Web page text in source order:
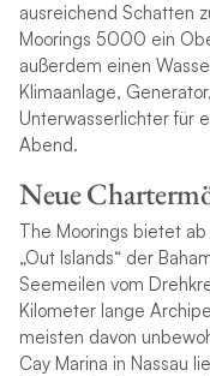
ausreichend Schatten
Moorings 5000 ein
außerdem einen
Klimaanlage,
Unterwasserlichter für
Abend.
Neue
The Moorings bietet
„Out Islands“ der
Seemeilen vom
Kilometer lange
meisten davon
Cay Marina in Nassau